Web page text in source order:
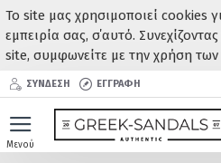
Το site μας χρησιμοποιεί cookies
εμπειρία σας, σ΄αυτό.
site, συμφωνείτε με την χρήση
ΣΥΝΔΕΣΗ ΕΓΓΡΑΦΗ